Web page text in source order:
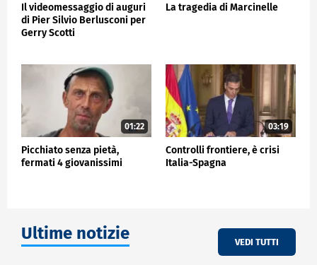
Il videomessaggio di auguri
di Pier Silvio Berlusconi per
Gerry Scotti
La tragedia di Marcinelle
01:22
Picchiato senza pietà,
fermati 4 giovanissimi
03:19
Controlli frontiere, è crisi
Italia-Spagna
Ultime notizie VEDI TUTTI